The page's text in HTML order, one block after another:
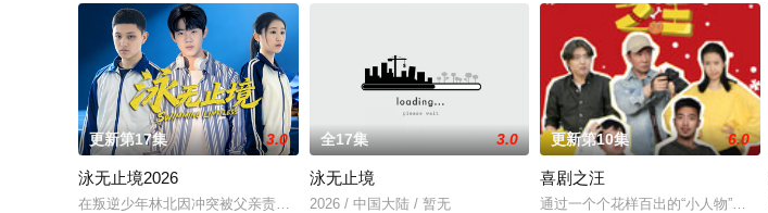
更新第17集 3.0
泳无止境2026
在叛逆少年林北因冲突被父亲责骂，后被邻居游泳教练张逐天发掘出惊人游泳天赋，带入泳池。在俱乐部，他
全17集 3.0
泳无止境
2026 / 中国大陆 / 暂无
更新第10集 6.0
喜剧之汪
通过一个个花样百出的“小人物”反